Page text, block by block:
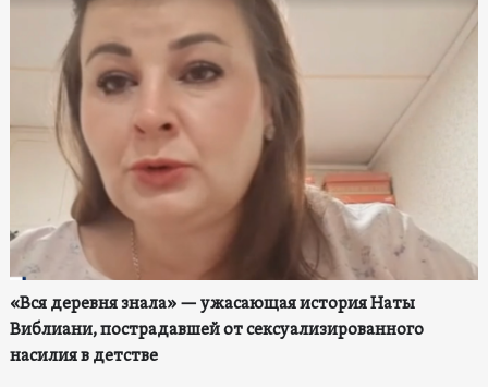
«Вся деревня знала» — ужасающая история Наты
Виблиани, пострадавшей от сексуализированного
насилия в детстве